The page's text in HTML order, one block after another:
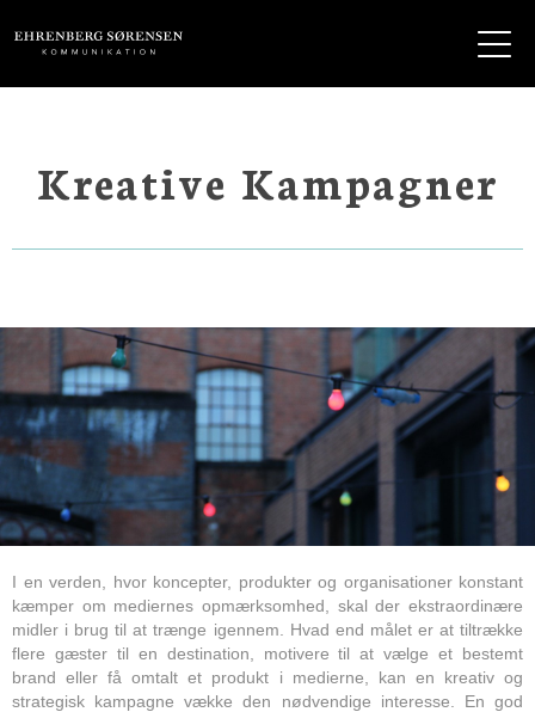
Kreative Kampagner
I en verden, hvor koncepter, produkter og organisationer konstant
kæmper om mediernes opmærksomhed, skal der ekstraordinære
midler i brug til at trænge igennem. Hvad end målet er at tiltrække
flere gæster til en destination, motivere til at vælge et bestemt
brand eller få omtalt et produkt i medierne, kan en kreativ og
strategisk kampagne vække den nødvendige interesse. En god